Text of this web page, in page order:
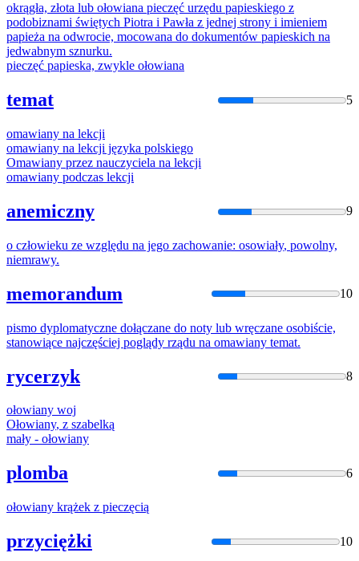
okrągła, złota lub ołowiana pieczęć urzędu papieskiego z
podobiznami świętych Piotra i Pawła z jednej strony i imieniem
papieża na odwrocie, mocowana do dokumentów papieskich na
jedwabnym sznurku.
pieczęć papieska, zwykle ołowiana
temat 5
omawiany na lekcji
omawiany na lekcji języka polskiego
Omawiany przez nauczyciela na lekcji
omawiany podczas lekcji
anemiczny 9
o człowieku ze względu na jego zachowanie: osowiały, powolny,
niemrawy.
memorandum 10
pismo dyplomatyczne dołączane do noty lub wręczane osobiście,
stanowiące najczęściej poglądy rządu na omawiany temat.
rycerzyk 8
ołowiany woj
Ołowiany, z szabelką
mały - ołowiany
plomba 6
ołowiany krążek z pieczęcią
przyciężki 10